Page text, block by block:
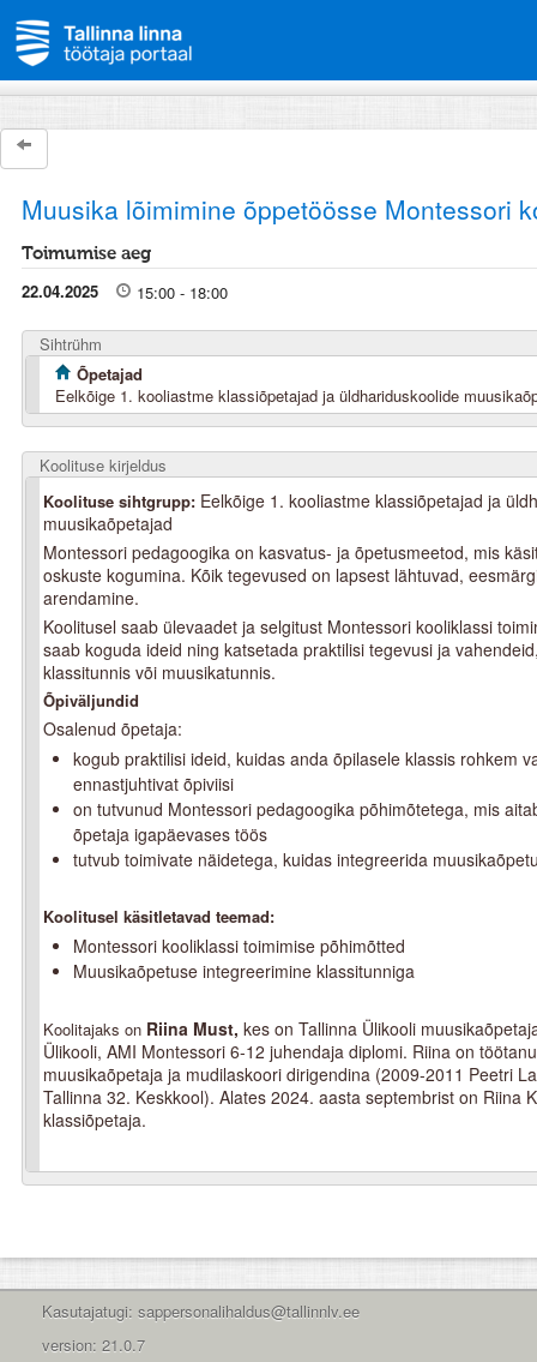
Muusika lõimimine õppetöösse Montessori
Toimumise aeg
22.04.2025 15:00 - 18:00
Sihtrühm
Õpetajad
Eelkõige 1. kooliastme klassiõpetajad ja üldhariduskoolide
Koolituse kirjeldus
Koolituse sihtgrupp: Eelkõige 1. kooliastme klassiõpetajad ja
muusikaõpetajad
Montessori pedagoogika on kasvatus- ja õpetusmeetod, mis
oskuste kogumina. Kõik tegevused on lapsest lähtuvad,
arendamine.
Koolitusel saab ülevaadet ja selgitust Montessori kooliklassi
saab koguda ideid ning katsetada praktilisi tegevusi ja
klassitunnis või muusikatunnis.
Õpiväljundid
Osalenud õpetaja:
kogub praktilisi ideid, kuidas anda õpilasele klassis rohkem
ennastjuhtivat õpiviisi
on tutvunud Montessori pedagoogika põhimõtetega, mis
õpetaja igapäevases töös
tutvub toimivate näidetega, kuidas integreerida
Koolitusel käsitletavad teemad:
Montessori kooliklassi toimimise põhimõtted
Muusikaõpetuse integreerimine klassitunniga
Koolitajaks on Riina Must, kes on Tallinna Ülikooli
Ülikooli, AMI Montessori 6-12 juhendaja diplomi. Riina on
muusikaõpetaja ja mudilaskoori dirigendina (2009-2011 Peetri
Tallinna 32. Keskkool). Alates 2024. aasta septembrist on Riina
klassiõpetaja.
Kasutajatugi: sappersonalihaldus@tallinnlv.ee
version: 21.0.7